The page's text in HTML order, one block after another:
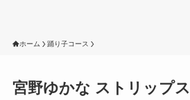
ホーム 踊り子コース
宮野ゆかな ストリップ